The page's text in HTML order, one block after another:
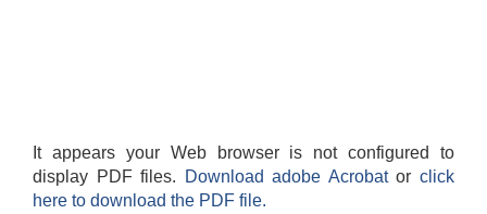
It appears your Web browser is not configured to
display PDF files.
Download adobe Acrobatorclick
here to download the PDF file.